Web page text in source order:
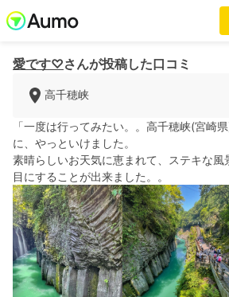
愛です♡さんが投稿した口コミ
高千穂峡
「一度は行ってみたい。。高千穂峡(宮崎県)
に、やっといけました。
素晴らしいお天気に恵まれて、ステキな風
目にすることが出来ました。。